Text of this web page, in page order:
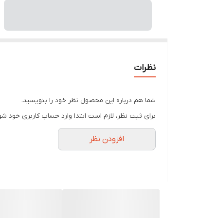
نظرات
شما هم درباره این محصول نظر خود را بنویسید.
برای ثبت نظر، لازم است ابتدا وارد حساب کاربری خود
افزودن نظر